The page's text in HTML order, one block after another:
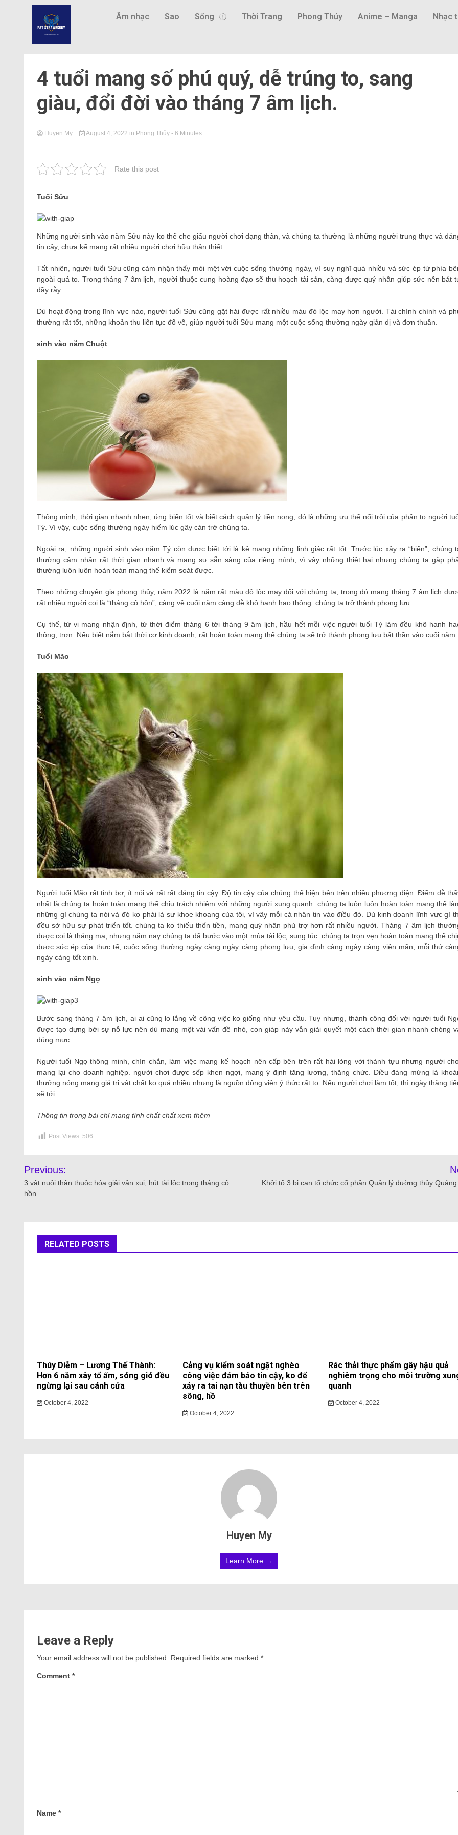
Âm nhạc Sao Sống Thời Trang Phong Thủy Anime – Manga Nhạc
4 tuổi mang số phú quý, dễ trúng to, sang
giàu, đổi đời vào tháng 7 âm lịch.
Huyen My August 4, 2022 in Phong Thủy - 6 Minutes
Rate this post
Tuổi Sửu
Những người sinh vào năm Sửu này ko thể che giấu người chơi dạng thân, và chúng ta thường là những người trung thực và
tin cậy, chưa kể mang rất nhiều người chơi hữu thân thiết.
Tất nhiên, người tuổi Sửu cũng cảm nhận thấy mỏi mệt với cuộc sống thường ngày, vì suy nghĩ quá nhiều và sức ép từ phía
ngoài quá to. Trong tháng 7 âm lịch, người thuộc cung hoàng đạo sẽ thu hoạch tài sản, càng được quý nhân giúp sức nên bát
đầy rẫy.
Dù hoạt động trong lĩnh vực nào, người tuổi Sửu cũng gặt hái được rất nhiều màu đỏ lộc may hơn người. Tài chính chính và
thường rất tốt, những khoản thu liên tục đổ về, giúp người tuổi Sửu mang một cuộc sống thường ngày giản dị và đơn thuần.
sinh vào năm Chuột
Thông minh, thời gian nhanh nhẹn, ứng biến tốt và biết cách quản lý tiền nong, đó là những ưu thế nổi trội của phần to người
Tý. Vì vậy, cuộc sống thường ngày hiếm lúc gây cản trở chúng ta.
Ngoài ra, những người sinh vào năm Tý còn được biết tới là kẻ mang những linh giác rất tốt. Trước lúc xảy ra “biến”, chúng
thường cảm nhận rất thời gian nhanh và mang sự sẵn sàng của riêng mình, vì vậy những thiệt hại nhưng chúng ta gặp
thường luôn luôn hoàn toàn mang thể kiểm soát được.
Theo những chuyên gia phong thủy, năm 2022 là năm rất màu đỏ lộc may đối với chúng ta, trong đó mang tháng 7 âm lịch
rất nhiều người coi là “tháng cô hồn”, càng về cuối năm càng dễ khô hanh hao thông. chúng ta trở thành phong lưu.
Cụ thể, tử vi mang nhận định, từ thời điểm tháng 6 tới tháng 9 âm lịch, hầu hết mỗi việc người tuổi Tý làm đều khô hanh
thông, trơn. Nếu biết nắm bắt thời cơ kinh doanh, rất hoàn toàn mang thể chúng ta sẽ trở thành phong lưu bất thần vào cuối năm.
Tuổi Mão
Người tuổi Mão rất tỉnh bơ, ít nói và rất rất đáng tin cậy. Độ tin cậy của chúng thể hiện bên trên nhiều phương diện. Điểm dễ
nhất là chúng ta hoàn toàn mang thể chịu trách nhiệm với những người xung quanh. chúng ta luôn luôn hoàn toàn mang thể
những gì chúng ta nói và đó ko phải là sự khoe khoang của tôi, vì vậy mỗi cá nhân tin vào điều đó. Dù kinh doanh lĩnh vực gì
đều sở hữu sự phát triển tốt. chúng ta ko thiếu thốn tiền, mang quý nhân phù trợ hơn rất nhiều người. Tháng 7 âm lịch
được coi là tháng ma, nhưng năm nay chúng ta đã bước vào một mùa tài lộc, sung túc. chúng ta trọn vẹn hoàn toàn mang thể
được sức ép của thực tế, cuộc sống thường ngày càng ngày càng phong lưu, gia đình càng ngày càng viên mãn, mỗi thứ
ngày càng tốt xinh.
sinh vào năm Ngọ
Bước sang tháng 7 âm lịch, ai ai cũng lo lắng về công việc ko giống như yêu cầu. Tuy nhưng, thành công đối với người tuổi
được tạo dựng bởi sự nỗ lực nên dù mang một vài vấn đề nhỏ, con giáp này vẫn giải quyết một cách thời gian nhanh chóng
đúng mực.
Người tuổi Ngọ thông minh, chín chắn, làm việc mang kế hoạch nên cấp bên trên rất hài lòng với thành tựu nhưng người
mang lại cho doanh nghiệp. người chơi được sếp khen ngợi, mang ý định tăng lương, thăng chức. Điều đáng mừng là
thưởng nóng mang giá trị vật chất ko quá nhiều nhưng là nguồn động viên ý thức rất to. Nếu người chơi làm tốt, thì ngày thăng
sẽ tới.
Thông tin trong bài chỉ mang tính chất chất xem thêm
Post Views: 506
Previous:
3 vật nuôi thân thuộc hóa giải vận xui, hút tài lộc trong tháng cô
hồn
Khởi tố 3 bị can tổ chức cổ phần Quản lý đường thủy Quảng
RELATED POSTS
Thúy Diễm – Lương Thế Thành:
Hơn 6 năm xây tổ ấm, sóng gió đều
ngừng lại sau cánh cửa
October 4, 2022
Cảng vụ kiểm soát ngặt nghèo
công việc đảm bảo tin cậy, ko để
xảy ra tai nạn tàu thuyền bên trên
sông, hồ
October 4, 2022
Rác thải thực phẩm gây hậu quả
nghiêm trọng cho môi trường
quanh
October 4, 2022
Huyen My
Learn More →
Leave a Reply
Your email address will not be published. Required fields are marked *
Comment *
Name *